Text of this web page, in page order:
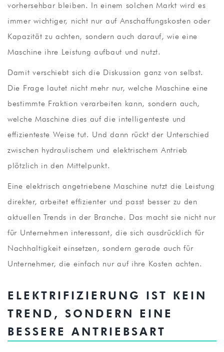
vorhersehbar bleiben. In einem solchen Markt wird es
immer wichtiger, nicht nur auf Anschaffungskosten oder
Kapazität zu achten, sondern auch darauf, wie eine
Maschine ihre Leistung aufbaut und nutzt.
Damit verschiebt sich die Diskussion ganz von selbst.
Die Frage lautet nicht mehr nur, welche Maschine eine
bestimmte Fraktion verarbeiten kann, sondern auch,
welche Maschine dies auf die intelligenteste und
effizienteste Weise tut. Und dann rückt der Unterschied
zwischen hydraulischem und elektrischem Antrieb
plötzlich in den Mittelpunkt.
Eine elektrisch angetriebene Maschine nutzt die Leistung
direkter, arbeitet effizienter und passt besser zu den
aktuellen Trends in der Branche. Das macht sie nicht nur
für Unternehmen interessant, die sich ausdrücklich für
Nachhaltigkeit einsetzen, sondern gerade auch für
Unternehmer, die einfach nur auf ihre Kosten achten.
ELEKTRIFIZIERUNG IST KEIN
TREND, SONDERN EINE
BESSERE ANTRIEBSART